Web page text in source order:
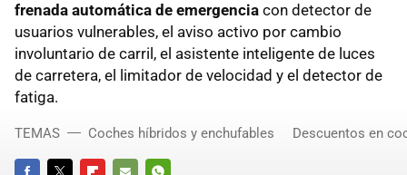
frenada automática de emergencia con detector de
usuarios vulnerables, el aviso activo por cambio
involuntario de carril, el asistente inteligente de luces
de carretera, el limitador de velocidad y el detector de
fatiga.
TEMAS Coches híbridos y enchufables Descuentos en